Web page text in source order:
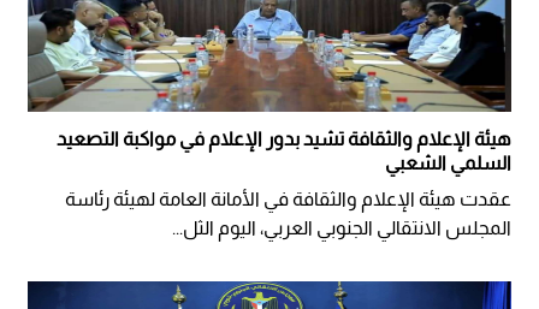
هيئة الإعلام والثقافة تشيد بدور الإعلام في مواكبة التصعيد
السلمي الشعبي
عقدت هيئة الإعلام والثقافة في الأمانة العامة لهيئة رئاسة
المجلس الانتقالي الجنوبي العربي، اليوم الثل...